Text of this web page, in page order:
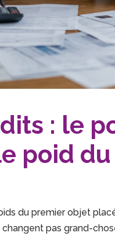
: le
poid du
du premier objet
pas grand-